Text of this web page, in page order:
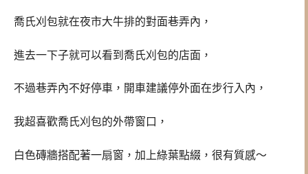
喬氏刈包就在夜市大牛排的對面巷弄內，
進去一下子就可以看到喬氏刈包的店面，
不過巷弄內不好停車，開車建議停外面在步行入內，
我超喜歡喬氏刈包的外帶窗口，
白色磚牆搭配著一扇窗，加上綠葉點綴，很有質感～